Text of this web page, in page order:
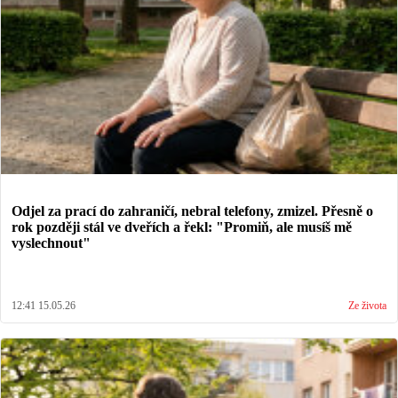
Odjel za prací do zahraničí, nebral telefony, zmizel. Přesně o
rok později stál ve dveřích a řekl: "Promiň, ale musíš mě
vyslechnout"
12:41 15.05.26 Ze života